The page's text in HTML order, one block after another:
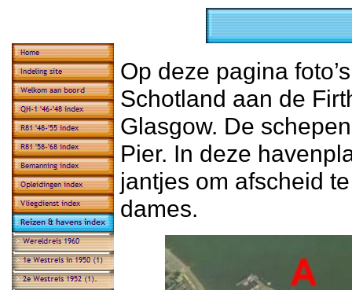
Op deze pagina
Schotland aan de
Glasgow. De
Pier. In deze
jantjes om afscheid
dames.